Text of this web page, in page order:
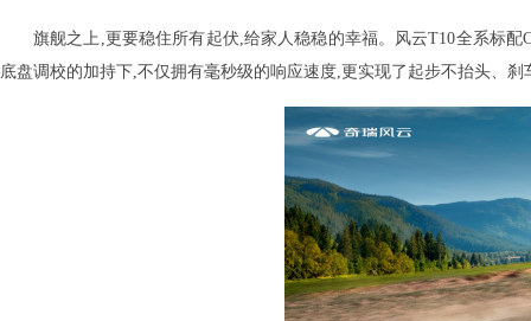
旗舰之上,更要稳住所有起伏,给家人稳稳的幸福。风云T10全系标
底盘调校的加持下,不仅拥有毫秒级的响应速度,更实现了起步不抬头、